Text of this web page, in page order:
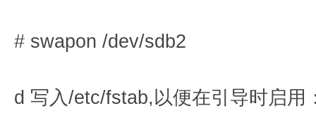
# swapon /dev/sdb2
d 写入/etc/fstab,以便在引导时启用